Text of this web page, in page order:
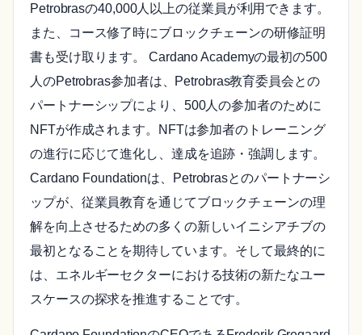
Petrobrasの40,000人以上の従業員が利用できます。
また、コース修了時にブロックチェーンの研修証明
書も受け取ります。 Cardano Academyの最初の500
人のPetrobras参加者は、Petrobras教育委員会との
パートナーシップにより、500人の参加者のために
NFTが作成されます。NFTは参加者のトレーニング
の進行に応じて進化し、達成を追跡・強調します。
Cardano Foundationは、Petrobrasとのパートナーシ
ップが、従業員教育を通じてブロックチェーンの理
解を向上させるための多くの新しいイニシアチブの
最初となることを期待しています。そして最終的に
は、エネルギーセクターにおける技術の新たなユー
スケースの探求を推進することです。